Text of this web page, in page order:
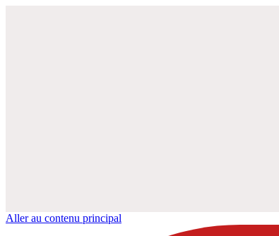
Aller au contenu principal